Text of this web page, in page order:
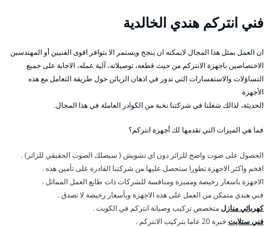
فني انتركم هندي الخالدية
ان العمل بمثل هذا المجال لايمكنه ان ينجح ويستمر الا بتوافر اقوى الفنيين أو المهندسين
الاختصاصين باجهزة الانتركم من حيث قطعه، توصيلاته، آلية عمله، الاجابة على جميع
التساؤلات والاستفسارات التي تدور في اذهان الزبائن حول طريقة التعامل مع هذه
الأجهزة
الحديثة، لذالك شغلنا في شركتنا نخبة من الكوادر العاملة في هذا المجال.
فما هي الميزات التي تقدمها لك أجهزة انتركم؟
الحصول على صوت واضح للزائر دون اي تشويش ( سيصلك الصوت الحقيقي للزائر) .
افخم واكثر الاجهزة تطورا ستحصل عليها من شركتنا القادرة على تأمين هذه .
الاجهزة باسعار رخيصة ومميزة ومنافسة للشركات ذات طابع العمل المماثل .
فني هندي متمكن من العمل على هذه الاجهزة وبأسعار رخيصة لا تصدق .
كهربائي منازلمتخصص تركيب وصيانة انتركم في الكويت .
فني ستلايتخبرة 20 عاما بتركيب الانتركم .